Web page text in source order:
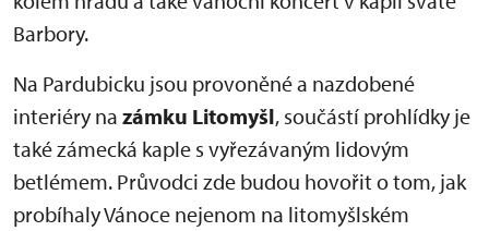
Barbory.
Na Pardubicku jsou provoněné a nazdobené
interiéry na zámku Litomyšl, součástí prohlídky je
také zámecká kaple s vyřezávaným lidovým
betlémem. Průvodci zde budou hovořit o tom, jak
probíhaly Vánoce nejenom na litomyšlském